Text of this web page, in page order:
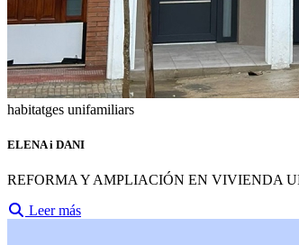
habitatges unifamiliars
ELENA i DANI
REFORMA Y AMPLIACIÓN EN VIVIENDA
Leer más